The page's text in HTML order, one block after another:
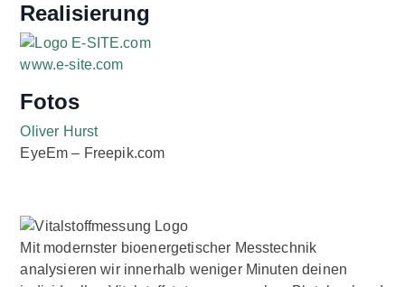
Realisierung
www.e-site.com
Fotos
Oliver Hurst
EyeEm – Freepik.com
Mit modernster bioenergetischer Messtechnik
analysieren wir innerhalb weniger Minuten deinen